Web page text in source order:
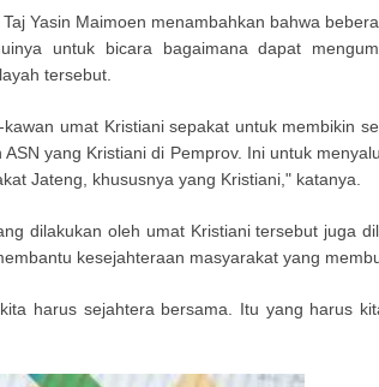
Yasin Maimoen menambahkan bahwa
untuk bicara bagaimana dapat
tersebut.
umat Kristiani sepakat untuk membikin
ASN yang Kristiani di Pemprov. Ini untuk
Jateng, khususnya yang Kristiani," katanya.
dilakukan oleh umat Kristiani tersebut juga
kesejahteraan masyarakat yang
harus sejahtera bersama. Itu yang harus